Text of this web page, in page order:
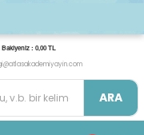
: 0,00 TL
ARA